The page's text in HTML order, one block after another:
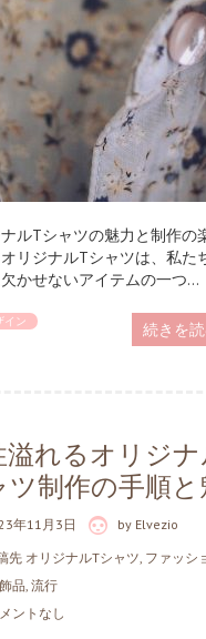
ルTシャツの魅力と制作の
リジナルTシャツは、私た
かせないアイテムの一つ…
続きを
イン
溢れるオリジナ
ツ制作の手順と
年11月3日 by Elvezio
先 オリジナルTシャツ, ファッシ
品, 流行
ントなし